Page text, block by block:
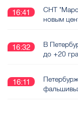
16:41
СНТ
новым
16:32
В
до +20
16:11